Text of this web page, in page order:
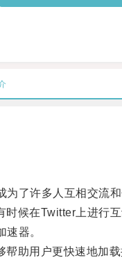
了许多人互相交流和
在Twitter上进行互
器。
用户更快速地加载